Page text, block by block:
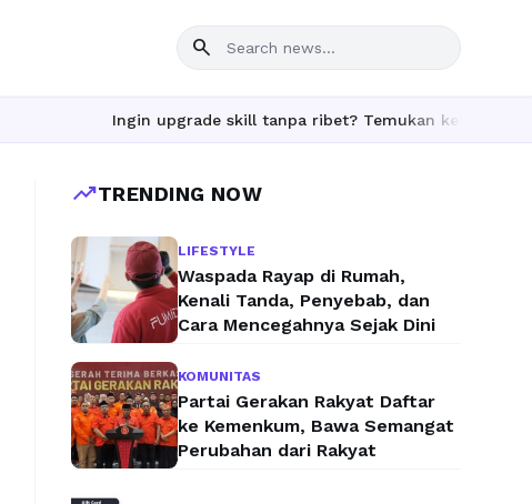
search
Ingin upgrade skill tanpa ribet? Temukan kelas seru dan
trending_upTRENDING NOW
LIFESTYLE
Waspada Rayap di Rumah,
Kenali Tanda, Penyebab, dan
Cara Mencegahnya Sejak Dini
KOMUNITAS
Partai Gerakan Rakyat Daftar
ke Kemenkum, Bawa Semangat
Perubahan dari Rakyat